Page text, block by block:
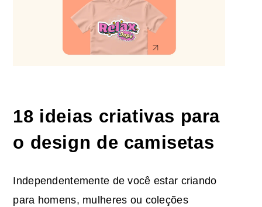
18 ideias criativas para
o design de camisetas
Independentemente de você estar criando
para homens, mulheres ou coleções